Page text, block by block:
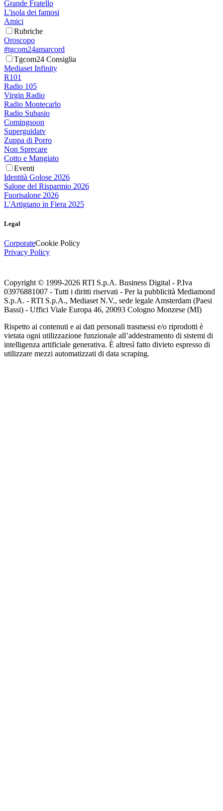
Grande Fratello
L'isola dei famosi
Amici
Rubriche
Oroscopo
#tgcom24amarcord
Tgcom24 Consiglia
Mediaset Infinity
R101
Radio 105
Virgin Radio
Radio Montecarlo
Radio Subasio
Comingsoon
Superguidatv
Zuppa di Porro
Non Sprecare
Cotto e Mangiato
Eventi
Identità Golose 2026
Salone del Risparmio 2026
Fuorisalone 2026
L'Artigiano in Fiera 2025
Legal
CorporateCookie Policy
Privacy Policy
Copyright © 1999-2026 RTI S.p.A. Business Digital - P.Iva
03976881007 - Tutti i diritti riservati - Per la pubblicità Mediamond
S.p.A. - RTI S.p.A., Mediaset N.V., sede legale Amsterdam (Paesi
Bassi) - Uffici Viale Europa 46, 20093 Cologno Monzese (MI)
Rispetto ai contenuti e ai dati personali trasmessi e/o riprodotti è
vietata ogni utilizzazione funzionale all’addestramento di sistemi di
intelligenza artificiale generativa. È altresì fatto divieto espresso di
utilizzare mezzi automatizzati di data scraping.